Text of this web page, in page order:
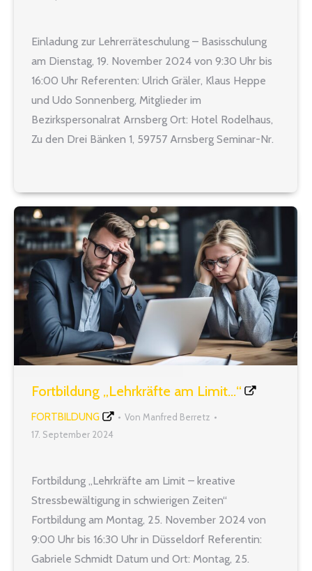
Einladung zur Lehrerräteschulung – Basisschulung
am Dienstag, 19. November 2024 von 9:30 Uhr bis
16:00 Uhr Referenten: Ulrich Gräler, Klaus Heppe
und Udo Sonnenberg, Mitglieder im
Bezirkspersonalrat Arnsberg Ort: Hotel Rodelhaus,
Zu den Drei Bänken 1, 59757 Arnsberg Seminar-Nr.
Lehrerratsmitglieder Informationen…
Fortbildung „Lehrkräfte am Limit…“
FORTBILDUNG Von Manfred Berretz
17. September 2024
Fortbildung „Lehrkräfte am Limit – kreative
Stressbewältigung in schwierigen Zeiten“
Fortbildung am Montag, 25. November 2024 von
9:00 Uhr bis 16:30 Uhr in Düsseldorf Referentin:
Gabriele Schmidt Datum und Ort: Montag, 25.